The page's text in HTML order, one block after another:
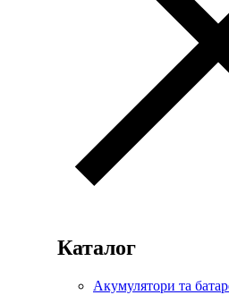
Каталог
Акумулятори та